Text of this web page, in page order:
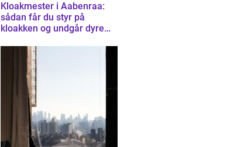
Kloakmester i Aabenraa:
sådan får du styr på
kloakken og undgår dyre